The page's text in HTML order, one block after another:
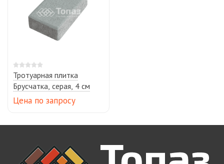
Тротуарная плитка
Брусчатка, серая, 4 см
Цена по запросу